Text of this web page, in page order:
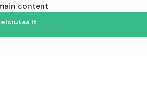
content